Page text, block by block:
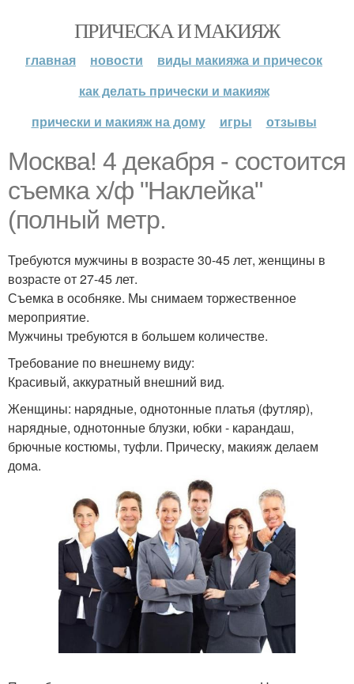
ПРИЧЕСКА И МАКИЯЖ
главная новости
виды макияжа и причесок
как делать прически и макияж
прически и макияж на дому
игры отзывы
Москва! 4 декабря - состоится
съемка х/ф "Наклейка"
(полный метр.
Требуются мужчины в возрасте 30-45 лет, женщины в
возрасте от 27-45 лет.
Съемка в особняке. Мы снимаем торжественное
мероприятие.
Мужчины требуются в большем количестве.
Требование по внешнему виду:
Красивый, аккуратный внешний вид.
Женщины: нарядные, однотонные платья (футляр),
нарядные, однотонные блузки, юбки - карандаш,
брючные костюмы, туфли. Прическу, макияж делаем
дома.